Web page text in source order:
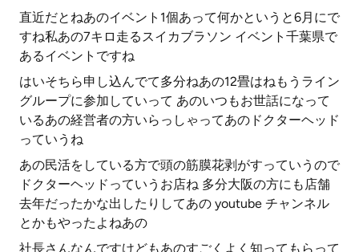
直近だとねあのイベント1個あって何かというと6月にで
すね私あの7キロ走るスイカブラソン イベント千葉県で
あるイベントですね
はいそちら申し込んでて多分ねあの12畳はねもうライン
グループに参加していって あのいつもお世話になって
いるあの経営者の方いらっしゃってあのドクターヘッド
っていうね
あの民活をしている方で頭の筋膜花剥がすっていうので
ドクターヘッドっていうお店ね 多分大阪の方にも店舗
去年だったかな出したりしてあの youtube チャンネル
とかもやったよねあの
社長さんなんですけどもあのすごくよく知ってもらって